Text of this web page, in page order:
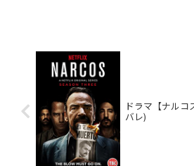
ドラマ【ナルコ
バレ)